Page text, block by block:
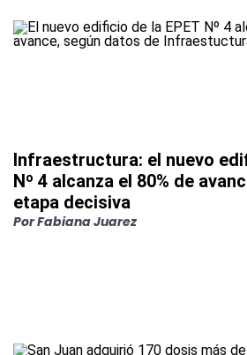
Infraestructura: el nuevo
Nº 4 alcanza el 80% de
etapa decisiva
PorFabiana Juarez